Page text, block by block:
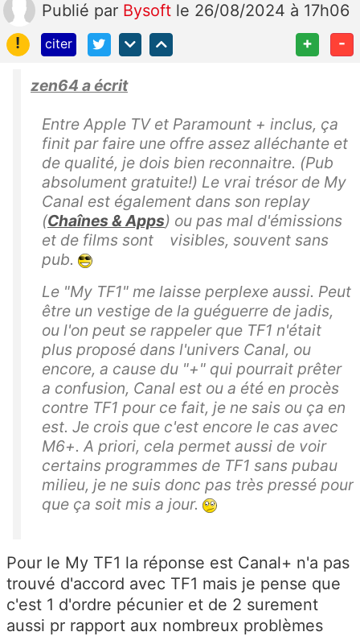
Publié par Bysoft le 26/08/2024 à 17h06
!
citer + -
zen64 a écrit
Entre Apple TV et Paramount + inclus, ça
finit par faire une offre assez alléchante et
de qualité, je dois bien reconnaitre. (Pub
absolument gratuite!) Le vrai trésor de My
Canal est également dans son replay
(Chaînes & Apps) ou pas mal d'émissions
et de films sont visibles, souvent sans
pub.
Le "My TF1" me laisse perplexe aussi. Peut
être un vestige de la guéguerre de jadis,
ou l'on peut se rappeler que TF1 n'était
plus proposé dans l'univers Canal, ou
encore, a cause du "+" qui pourrait prêter
a confusion, Canal est ou a été en procès
contre TF1 pour ce fait, je ne sais ou ça en
est. Je crois que c'est encore le cas avec
M6+. A priori, cela permet aussi de voir
certains programmes de TF1 sans pubau
milieu, je ne suis donc pas très pressé pour
que ça soit mis a jour.
Pour le My TF1 la réponse est Canal+ n'a pas
trouvé d'accord avec TF1 mais je pense que
c'est 1 d'ordre pécunier et de 2 surement
aussi pr rapport aux nombreux problèmes